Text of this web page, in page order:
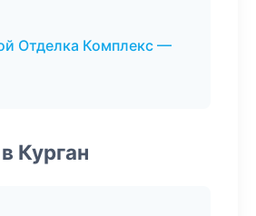
Отделка Комплекс —
Курган